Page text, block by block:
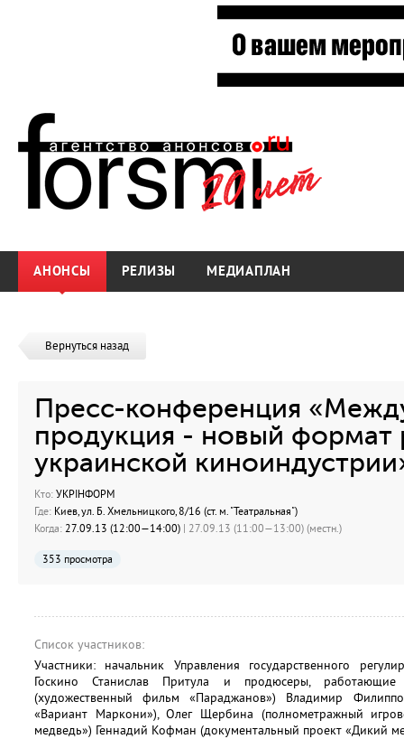
АНОНСЫ РЕЛИЗЫ МЕДИАПЛАН
Вернуться назад
Пресс-конференция
продукция - новый формат
украинской
Кто: УКРІНФОРМ
Где: Киев, ул. Б. Хмельницкого, 8/16 (ст. м. "Театральная")
Когда: 27.09.13 (12:00—14:00) | 27.09.13 (11:00—13:00) (местн.)
353 просмотра
Список участников:
Участники: начальник Управления государственного
Госкино Станислав Притула и продюсеры,
(художественный фильм «Параджанов») Владимир
«Вариант Маркони»), Олег Щербина (полнометражный
медведь») Геннадий Кофман (документальный проект «Дикий